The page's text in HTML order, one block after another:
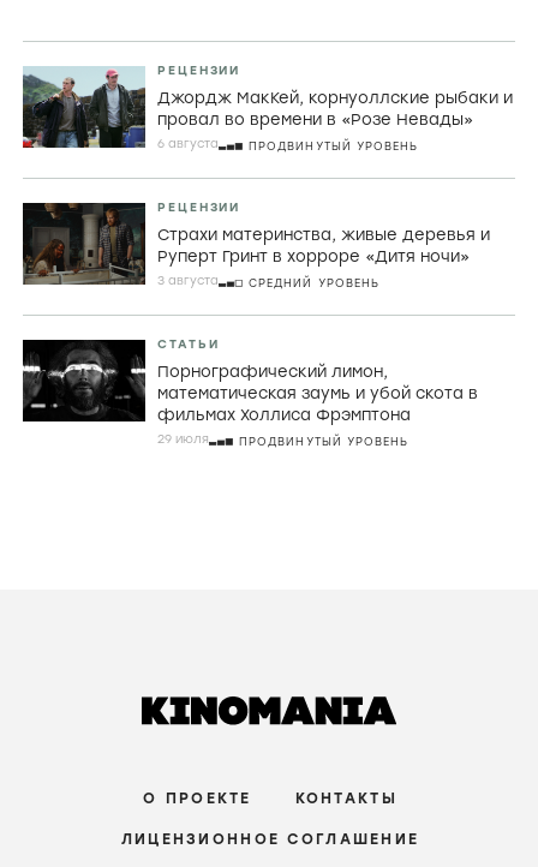
РЕЦЕНЗИИ
Джордж МакКей, корнуоллские рыбаки и
провал во времени в «Розе Невады»
6 августа ПРОДВИНУТЫЙ УРОВЕНЬ
РЕЦЕНЗИИ
Страхи материнства, живые деревья и
Руперт Гринт в хорроре «Дитя ночи»
3 августа СРЕДНИЙ УРОВЕНЬ
СТАТЬИ
Порнографический лимон,
математическая заумь и убой скота в
фильмах Холлиса Фрэмптона
29 июля ПРОДВИНУТЫЙ УРОВЕНЬ
О ПРОЕКТЕ КОНТАКТЫ
ЛИЦЕНЗИОННОЕ СОГЛАШЕНИЕ